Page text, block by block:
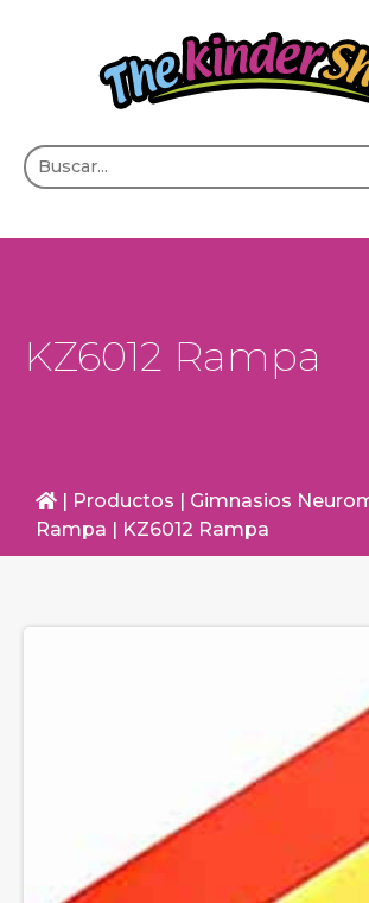
KZ6012 Rampa
| Productos | Gimnasios
Rampa | KZ6012 Rampa